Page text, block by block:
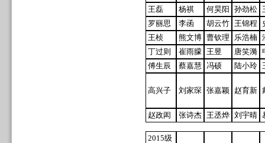
王磊
杨祺 何昊阳 孙劲松
罗丽思
李函 胡云竹 王锦程
王桢
熊文博 曹钦理 乐浩楠
丁过则
崔雨朦 王昱 唐笑漪
傅生辰
蔡嘉慧 冯硕 陆小玲
高兴子 刘家琛 张嘉颖 赵育新
赵政闳 张诗杰 王丞烨 刘宇晴
2015级